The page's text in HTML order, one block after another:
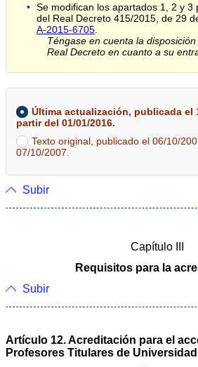
Se modifican los apartados 1, 2 y 3
del Real Decreto 415/2015, de 29
A-2015-6705
Téngase en cuenta la
Real Decreto en cuanto a su
Última actualización, publicada el
partir del 01/01/2016.
Texto original, publicado el 06/10/
07/10/2007.
Subir
Capítulo III
Requisitos para la
Subir
Artículo 12. Acreditación para el
Profesores Titulares de